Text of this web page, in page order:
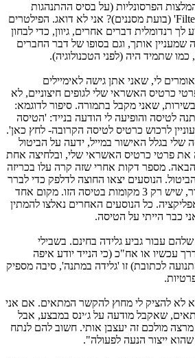
הפרסונליות (על בסיס ההתנהגות
' (בועת מסננים)? אני לא דואג. הפילטרים
לך רנדומלית דברים אחרים, גיוון, כדי לבחון
אותך, וגם בסופו של דבר החברים
כמו שתמיד היה (לפני הטכנולוגיה).
לי, שאני אתן גישה לאימיילים
כרטיס האשראי שלי לגופים חיצוניים, לא
שאני מקבל בתמורה. סיפור לדוגמא:
לטיסה והופיעה לי הודעה בנייד: 'הטיסה
לרכוש כרטיס לטיסה הקרובה- לחץ כאן'.
שלי בגלל האישור במייל, ידעה על הביטול
את פרטי כרטיס האשראי שלי, ובלחיצה אחת
מספר דקות אחרי שזה קרה עלו בכריזה
הנוסעים יצאו החוצה לדלפק כדי לברר
על הטיסה הקרובה, והתברר, שיש רק 3 מקומות בטיסה הזו. מקום אחד
כל הנוסעים האחרים נאלצו להמתין
כבר הייתי על הטיסה.
עבור גביע גלידה בחינם. בשבילי
עכשיו או אח"כ (כי הנייד יודע איפה
לכתובת) זו 'גלידה במתנה', סיבה מספיק
לא להציק לי מחוץ להקשר המתאים. אם אני
מתאים, שאקבל מודעה על ג׳ינס במבצע, אבל
מולכם זה יעצבן אותי. חשוב להם לנתח
ייצור הנעה לפעולה".